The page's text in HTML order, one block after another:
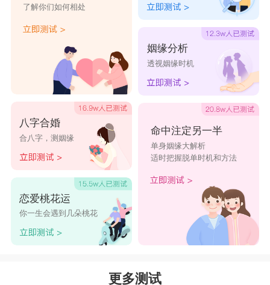
了解你们如何相处
八字合婚
合八字，测姻缘
恋爱桃花运
你一生会遇到几朵桃花
姻缘分析
透视姻缘时机
命中注定另一半
单身姻缘大解析
适时把握脱单时机和方法
更多测试